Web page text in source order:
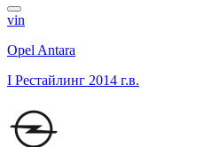
vin
Opel Antara
I Рестайлинг 2014 г.в.